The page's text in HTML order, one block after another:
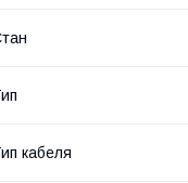
кабеля